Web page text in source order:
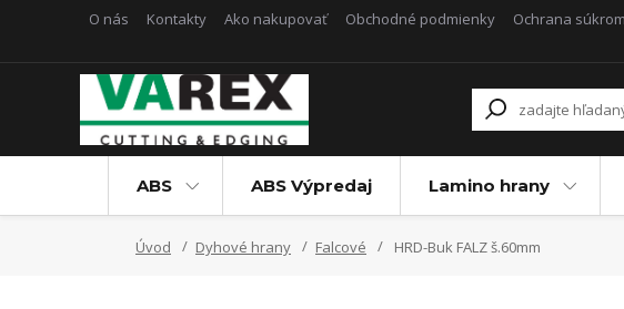
O nás Kontakty Ako nakupovať Obchodné podmienky Ochrana
ABS ABS Výpredaj Lamino hrany
Úvod Dyhové hrany Falcové HRD-Buk FALZ š.60mm